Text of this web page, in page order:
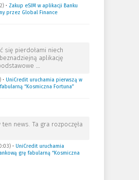
• Zakup eSIM w aplikacji Banku
przez Global Finance
się pierdołami niech
aplikację
…
• UniCredit uruchamia pierwszą w
“Kosmiczna Fortuna”
news. Ta gra rozpoczęła
• UniCredit uruchamia
grę fabularną “Kosmiczna